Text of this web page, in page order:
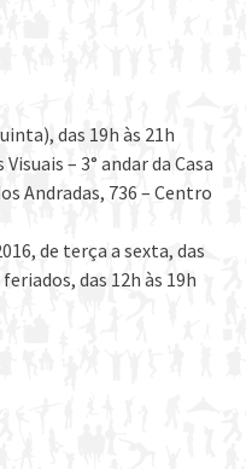
das 19h às 21h
– 3° andar da Casa
Andradas, 736 – Centro
de terça a sexta, das
das 12h às 19h